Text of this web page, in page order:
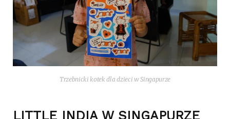
Trzeb­nic­ki kotek dla dzie­ci w Singapurze
LITTLE INDIA W SINGAPURZE